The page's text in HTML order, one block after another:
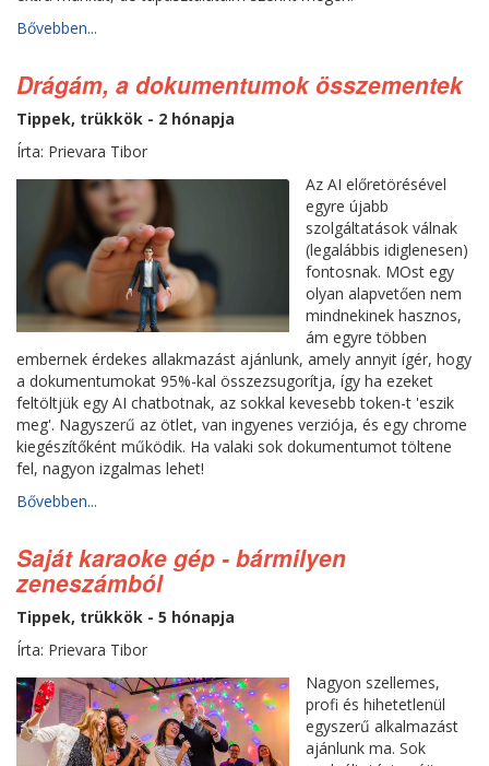
Bővebben...
Drágám, a dokumentumok összementek
Tippek, trükkök - 2 hónapja
Írta: Prievara Tibor
Az AI előretörésével
egyre újabb
szolgáltatások válnak
(legalábbis idiglenesen)
fontosnak. MOst egy
olyan alapvetően nem
mindnekinek hasznos,
ám egyre többen
embernek érdekes allakmazást ajánlunk, amely annyit ígér, hogy
a dokumentumokat 95%-kal összezsugorítja, így ha ezeket
feltöltjük egy AI chatbotnak, az sokkal kevesebb token-t 'eszik
meg'. Nagyszerű az ötlet, van ingyenes verziója, és egy chrome
kiegészítőként működik. Ha valaki sok dokumentumot töltene
fel, nagyon izgalmas lehet!
Bővebben...
Saját karaoke gép - bármilyen
zeneszámból
Tippek, trükkök - 5 hónapja
Írta: Prievara Tibor
Nagyon szellemes,
profi és hihetetlenül
egyszerű alkalmazást
ajánlunk ma. Sok